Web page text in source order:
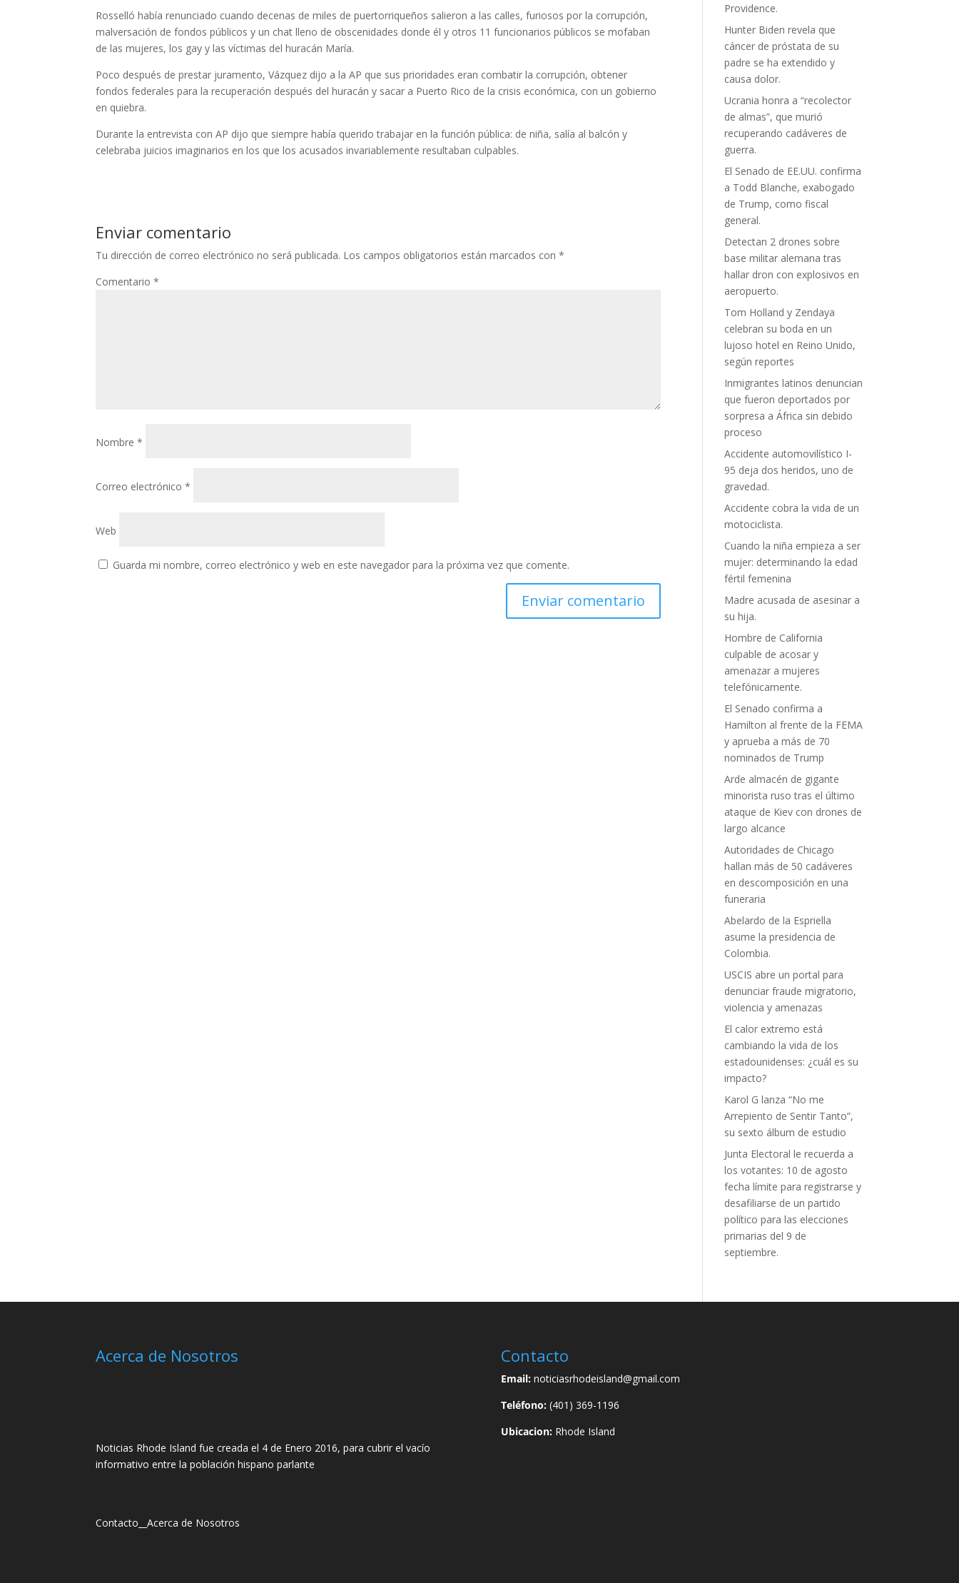
Rosselló había renunciado cuando decenas de miles de puertorriqueños salieron a las calles, furiosos por la corrupción,
malversación de fondos públicos y un chat lleno de obscenidades donde él y otros 11 funcionarios públicos se mofaban
de las mujeres, los gay y las víctimas del huracán María.
Poco después de prestar juramento, Vázquez dijo a la AP que sus prioridades eran combatir la corrupción, obtener
fondos federales para la recuperación después del huracán y sacar a Puerto Rico de la crisis económica, con un gobierno
en quiebra.
Durante la entrevista con AP dijo que siempre había querido trabajar en la función pública: de niña, salía al balcón y
celebraba juicios imaginarios en los que los acusados invariablemente resultaban culpables.
Enviar comentario
Tu dirección de correo electrónico no será publicada. Los campos obligatorios están marcados con*
Comentario*
Nombre*
Correo electrónico*
Web
Guarda mi nombre, correo electrónico y web en este navegador para la próxima vez que comente.
Providence.
Hunter Biden revela que
cáncer de próstata de su
padre se ha extendido y
causa dolor.
Ucrania honra a “recolector
de almas”, que murió
recuperando cadáveres de
guerra.
El Senado de EE.UU. confirma
a Todd Blanche, exabogado
de Trump, como fiscal
general.
Detectan 2 drones sobre
base militar alemana tras
hallar dron con explosivos en
aeropuerto.
Tom Holland y Zendaya
celebran su boda en un
lujoso hotel en Reino Unido,
según reportes
Inmigrantes latinos denuncian
que fueron deportados por
sorpresa a África sin debido
proceso
Accidente automovilístico I-
95 deja dos heridos, uno de
gravedad.
Accidente cobra la vida de un
motociclista.
Cuando la niña empieza a ser
mujer: determinando la edad
fértil femenina
Madre acusada de asesinar a
su hija.
Hombre de California
culpable de acosar y
amenazar a mujeres
telefónicamente.
El Senado confirma a
Hamilton al frente de la FEMA
y aprueba a más de 70
nominados de Trump
Arde almacén de gigante
minorista ruso tras el último
ataque de Kiev con drones de
largo alcance
Autoridades de Chicago
hallan más de 50 cadáveres
en descomposición en una
funeraria
Abelardo de la Espriella
asume la presidencia de
Colombia.
USCIS abre un portal para
denunciar fraude migratorio,
violencia y amenazas
El calor extremo está
cambiando la vida de los
estadounidenses: ¿cuál es su
impacto?
Karol G lanza “No me
Arrepiento de Sentir Tanto”,
su sexto álbum de estudio
Junta Electoral le recuerda a
los votantes: 10 de agosto
fecha límite para registrarse y
desafiliarse de un partido
político para las elecciones
primarias del 9 de
septiembre.
Acerca de Nosotros
Noticias Rhode Island fue creada el 4 de Enero 2016, para cubrir el vacío
informativo entre la población hispano parlante
Contacto __Acerca de Nosotros
Contacto
Email:noticiasrhodeisland@gmail.com
Teléfono:(401) 369-1196
Ubicacion:Rhode Island